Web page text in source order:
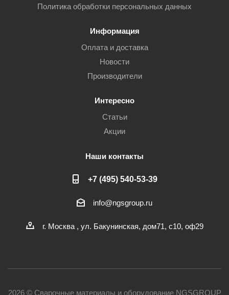
Политика обработки персональных данных
Информация
Оплата и доставка
Новости
Производители
Интересно
Статьи
Акции
Наши контакты
+7 (495) 540-53-39
info@ngsgroup.ru
г. Москва , ул. Бакунинская, дом71, с10, оф29
2026 © Сварочные материалы и оборудование NGSGROUP